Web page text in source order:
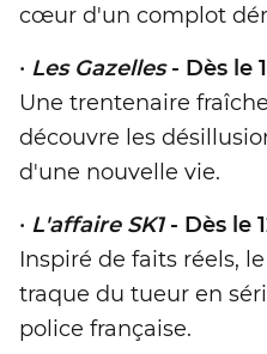
cœur d'un complot
• Les Gazelles- Dès le
Une trentenaire
découvre les
d'une nouvelle vie.
• L'affaire SK1- Dès le
Inspiré de faits réels,
traque du tueur en
police française.